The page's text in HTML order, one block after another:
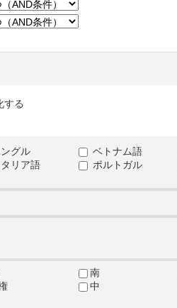
する
グル ベトナム語
リア語 ポルトガル
南
中